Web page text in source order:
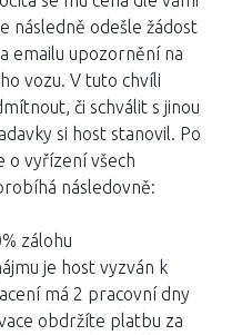
následně odešle žádost
emailu upozornění na
vozu. V tuto chvíli
či schválit s jinou
si host stanovil. Po
o vyřízení všech
následovně:
zálohu
je host vyzván k
má 2 pracovní dny
obdržíte platbu za